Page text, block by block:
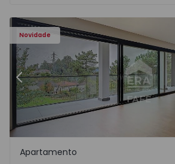
Novidade
Anterior
Fafe, Braga
Apartamento